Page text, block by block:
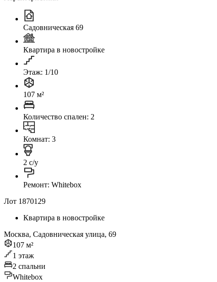
Садовническая 69
Квартира в новостройке
Этаж: 1/10
107 м²
Количество спален: 2
Комнат: 3
2 с/у
Ремонт: Whitebox
Лот 1870129
Квартира в новостройке
Москва, Садовническая улица, 69
107 м²
1 этаж
2 спальни
Whitebox